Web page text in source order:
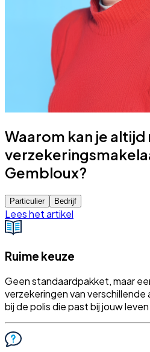
Waarom kan je
Gembloux?
Particulier Bedrijf
Lees het artikel
Ruime keuze
Geen standaardpakket, maar
verzekeringen van verschillende
bij de polis die past bij jouw